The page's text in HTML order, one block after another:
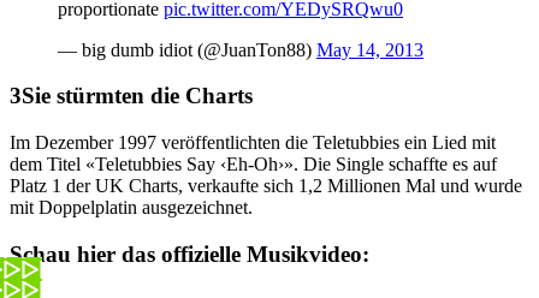
proportionate pic.twitter.com/YEDySRQwu0
— big dumb idiot (@JuanTon88) May 14, 2013
Sie stürmten die Charts
Im Dezember 1997 veröffentlichten die Teletubbies ein Lied mit
dem Titel «Teletubbies Say ‹Eh-Oh›». Die Single schaffte es auf
Platz 1 der UK Charts, verkaufte sich 1,2 Millionen Mal und wurde
mit Doppelplatin ausgezeichnet.
Schau hier das offizielle Musikvideo: